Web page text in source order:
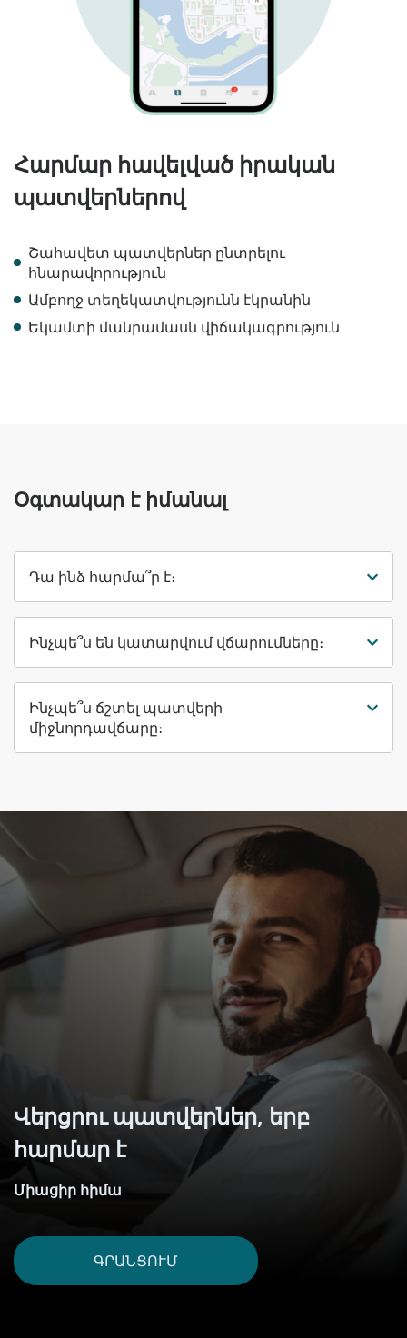
Հարմար հավելված իրական
պատվերներով
Շահավետ պատվերներ ընտրելու
հնարավորություն
Ամբողջ տեղեկատվությունն էկրանին
Եկամտի մանրամասն վիճակագրություն
Օգտակար է իմանալ
Դա ինձ հարմա՞ր է։
Ինչպե՞ս են կատարվում վճարումները։
Ինչպե՞ս ճշտել պատվերի
միջնորդավճարը։
Վերցրու պատվերներ, երբ
հարմար է
Միացիր հիմա
ԳՐԱՆՑՈՒՄ